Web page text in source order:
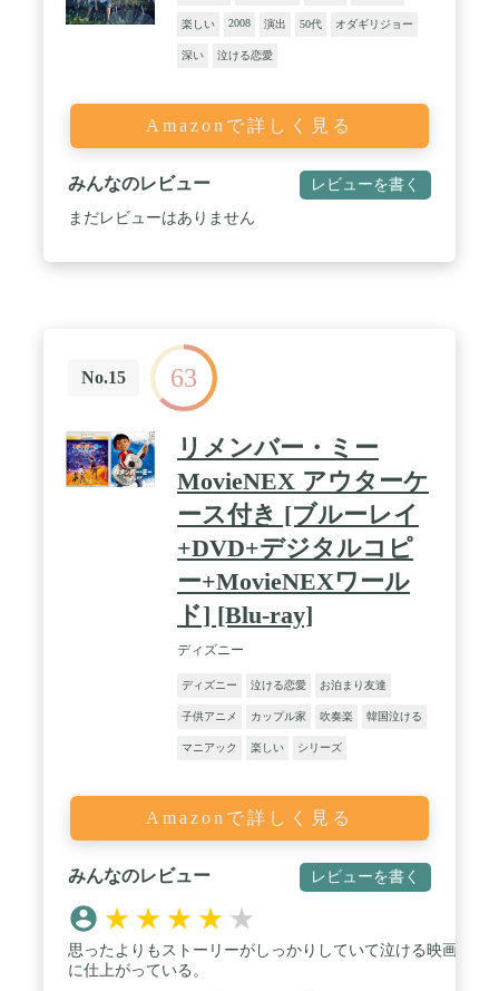
楽しい 2008 演出 50代 オダギリジョー
深い 泣ける恋愛
Amazonで詳しく見る
みんなのレビュー レビューを書く
まだレビューはありません
No.15 63
リメンバー・ミー
MovieNEX アウターケ
ース付き [ブルーレイ
+DVD+デジタルコピ
ー+MovieNEXワール
ド] [Blu-ray]
ディズニー
ディズニー 泣ける恋愛 お泊まり友達
子供アニメ カップル家 吹奏楽 韓国泣ける
マニアック 楽しい シリーズ
Amazonで詳しく見る
みんなのレビュー レビューを書く
★ ★ ★ ★ ★
思ったよりもストーリーがしっかりしていて泣ける映画
に仕上がっている。